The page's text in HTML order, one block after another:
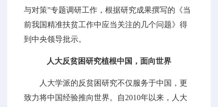
与对策”专题调研工作，根据研究成果撰写的《当
前我国精准扶贫工作中应当关注的几个问题》得
到中央领导批示。
人大反贫困研究植根中国，面向世界
人大学派的反贫困研究不仅服务于中国，更
致力将中国经验推向世界。自2010年以来，人大